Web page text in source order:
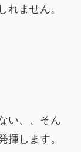
れません。
い、、そん
揮します。